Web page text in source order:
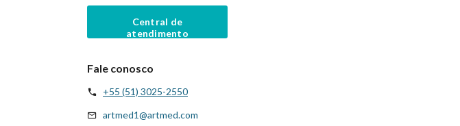
Central de
atendimento
Fale conosco
+55 (51) 3025-2550
artmed1@artmed.com